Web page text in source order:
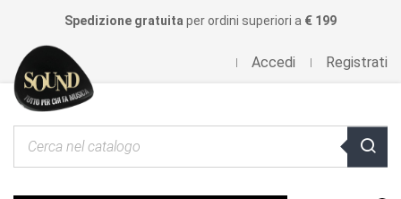
Spedizione gratuita per ordini superiori a € 199
Accedi Registrati